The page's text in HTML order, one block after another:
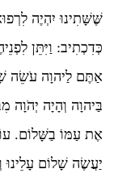
שֶּׁשָּׁתִינוּ יִהְיֶה
כְּדִכְתִיב: וַיִּתֵּן
אַתֶּם לַיהוָה עֹשֵׂה
בַּיהוָה וְהָיָה יְהֹוָה
אֶת עַמּוֹ בַשָּׁלוֹם.
יַעֲשֶׂה שָׁלוֹם